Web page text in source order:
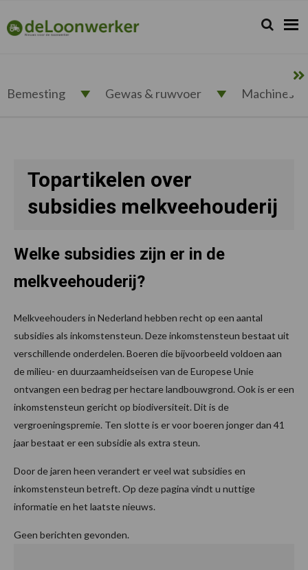
de
hoofdnavigatie
de
hoofd
de
voettekst
deloonwerker.nl Zoeken...
Zoek
Bemesting Gewas & ruwvoer Machines
Topartikelen over
subsidies melkveehouderij
Welke subsidies zijn er in de
melkveehouderij?
Melkveehouders in Nederland hebben recht op een aantal
subsidies als inkomstensteun. Deze inkomstensteun bestaat uit
verschillende onderdelen. Boeren die bijvoorbeeld voldoen aan
de milieu- en duurzaamheidseisen van de Europese Unie
ontvangen een bedrag per hectare landbouwgrond. Ook is er een
inkomstensteun gericht op biodiversiteit. Dit is de
vergroeningspremie. Ten slotte is er voor boeren jonger dan 41
jaar bestaat er een subsidie als extra steun.
Door de jaren heen verandert er veel wat subsidies en
inkomstensteun betreft. Op deze pagina vindt u nuttige
informatie en het laatste nieuws.
Geen berichten gevonden.